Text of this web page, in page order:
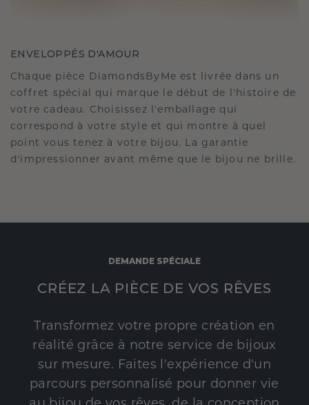
ENVELOPPÉS D'AMOUR
Chaque pièce DiamondsByMe est livrée dans un
coffret spécial qui marque le début de l'histoire de
votre cadeau. Choisissez l'emballage qui
correspond à votre style et qui montre à quel
point vous tenez à votre bijou. La garantie
d'impressionner avant même que le bijou ne brille.
DEMANDE SPÉCIALE
CRÉEZ LA PIÈCE DE VOS RÊVES
Transformez votre propre création en
réalité grâce à notre service de bijoux
sur mesure. Faites l'expérience d'un
parcours personnalisé pour donner vie